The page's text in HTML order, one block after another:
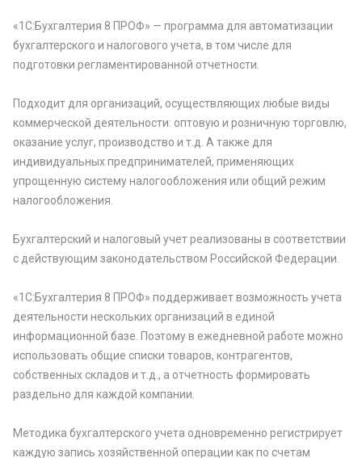
«1С:Бухгалтерия 8 ПРОФ» — программа для автоматизации
бухгалтерского и налогового учета, в том числе для
подготовки регламентированной отчетности.
Подходит для организаций, осуществляющих любые виды
коммерческой деятельности: оптовую и розничную торговлю,
оказание услуг, производство и т.д. А также для
индивидуальных предпринимателей, применяющих
упрощенную систему налогообложения или общий режим
налогообложения.
Бухгалтерский и налоговый учет реализованы в соответствии
с действующим законодательством Российской Федерации.
«1С:Бухгалтерия 8 ПРОФ» поддерживает возможность учета
деятельности нескольких организаций в единой
информационной базе. Поэтому в ежедневной работе можно
использовать общие списки товаров, контрагентов,
собственных складов и т.д., а отчетность формировать
раздельно для каждой компании.
Методика бухгалтерского учета одновременно регистрирует
каждую запись хозяйственной операции как по счетам